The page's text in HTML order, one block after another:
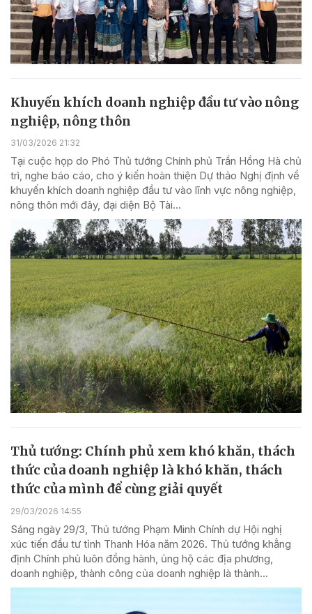
Khuyến khích doanh nghiệp đầu tư vào nông
nghiệp, nông thôn
31/03/2026 21:32
Tại cuộc họp do Phó Thủ tướng Chính phủ Trần Hồng Hà chủ
trì, nghe báo cáo, cho ý kiến hoàn thiện Dự thảo Nghị định về
khuyến khích doanh nghiệp đầu tư vào lĩnh vực nông nghiệp,
nông thôn mới đây, đại diện Bộ Tài...
Thủ tướng: Chính phủ xem khó khăn, thách
thức của doanh nghiệp là khó khăn, thách
thức của mình để cùng giải quyết
29/03/2026 14:55
Sáng ngày 29/3, Thủ tướng Phạm Minh Chính dự Hội nghị
xúc tiến đầu tư tỉnh Thanh Hóa năm 2026. Thủ tướng khẳng
định Chính phủ luôn đồng hành, ủng hộ các địa phương,
doanh nghiệp, thành công của doanh nghiệp là thành...